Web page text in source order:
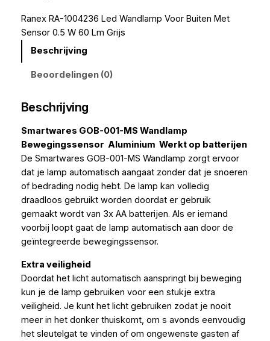
Ranex RA-1004236 Led Wandlamp Voor Buiten Met
Sensor 0.5 W 60 Lm Grijs
Beschrijving
Beoordelingen (0)
Beschrijving
Smartwares GOB-001-MS Wandlamp 
Bewegingssensor  Aluminium  Werkt op batterijen
De Smartwares GOB-001-MS Wandlamp zorgt ervoor
dat je lamp automatisch aangaat zonder dat je snoeren
of bedrading nodig hebt. De lamp kan volledig
draadloos gebruikt worden doordat er gebruik
gemaakt wordt van 3x AA batterijen. Als er iemand
voorbij loopt gaat de lamp automatisch aan door de
geïntegreerde bewegingssensor.
Extra veiligheid
Doordat het licht automatisch aanspringt bij beweging
kun je de lamp gebruiken voor een stukje extra
veiligheid. Je kunt het licht gebruiken zodat je nooit
meer in het donker thuiskomt, om s avonds eenvoudig
het sleutelgat te vinden of om ongewenste gasten af